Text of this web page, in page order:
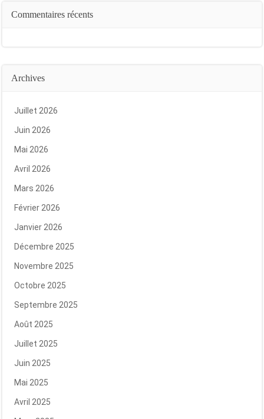
Commentaires récents
Archives
Juillet 2026
Juin 2026
Mai 2026
Avril 2026
Mars 2026
Février 2026
Janvier 2026
Décembre 2025
Novembre 2025
Octobre 2025
Septembre 2025
Août 2025
Juillet 2025
Juin 2025
Mai 2025
Avril 2025